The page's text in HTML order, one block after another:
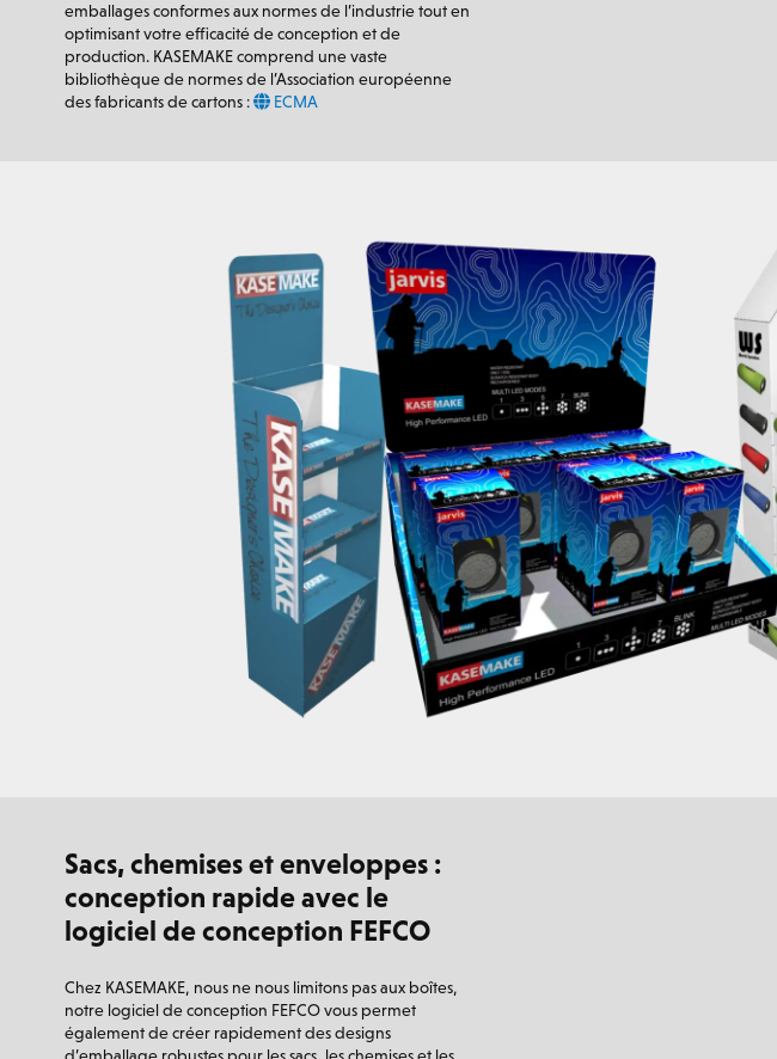
emballages conformes aux normes de l’industrie tout en
optimisant votre efficacité de conception et de
production. KASEMAKE comprend une vaste
bibliothèque de normes de l’Association européenne
des fabricants de cartons :
ECMA
Sacs, chemises et enveloppes :
conception rapide avec le
logiciel de conception FEFCO
Chez KASEMAKE, nous ne nous limitons pas aux boîtes,
notre logiciel de conception FEFCO vous permet
également de créer rapidement des designs